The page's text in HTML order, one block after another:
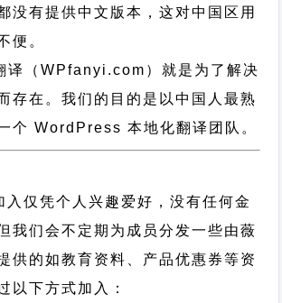
没有提供中文版本，这对中国区用
便。
（WPfanyi.com） 就是为了解决
存在。我们的目的是以中国人最熟
个 WordPress 本地化翻译团队。
入仅凭个人兴趣爱好，没有任何金
我们会不定期为成员分发一些由薇
供的如教育资料、产品优惠券等资
以下方式加入：